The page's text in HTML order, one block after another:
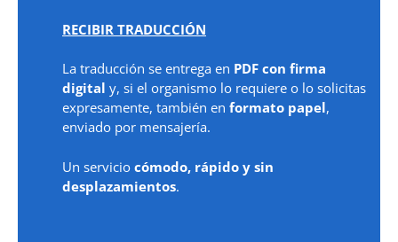
RECIBIR TRADUCCIÓN
La traducción se entrega en PDF con firma
digital y, si el organismo lo requiere o lo solicitas
expresamente, también en formato papel,
enviado por mensajería.
Un servicio cómodo, rápido y sin
desplazamientos.